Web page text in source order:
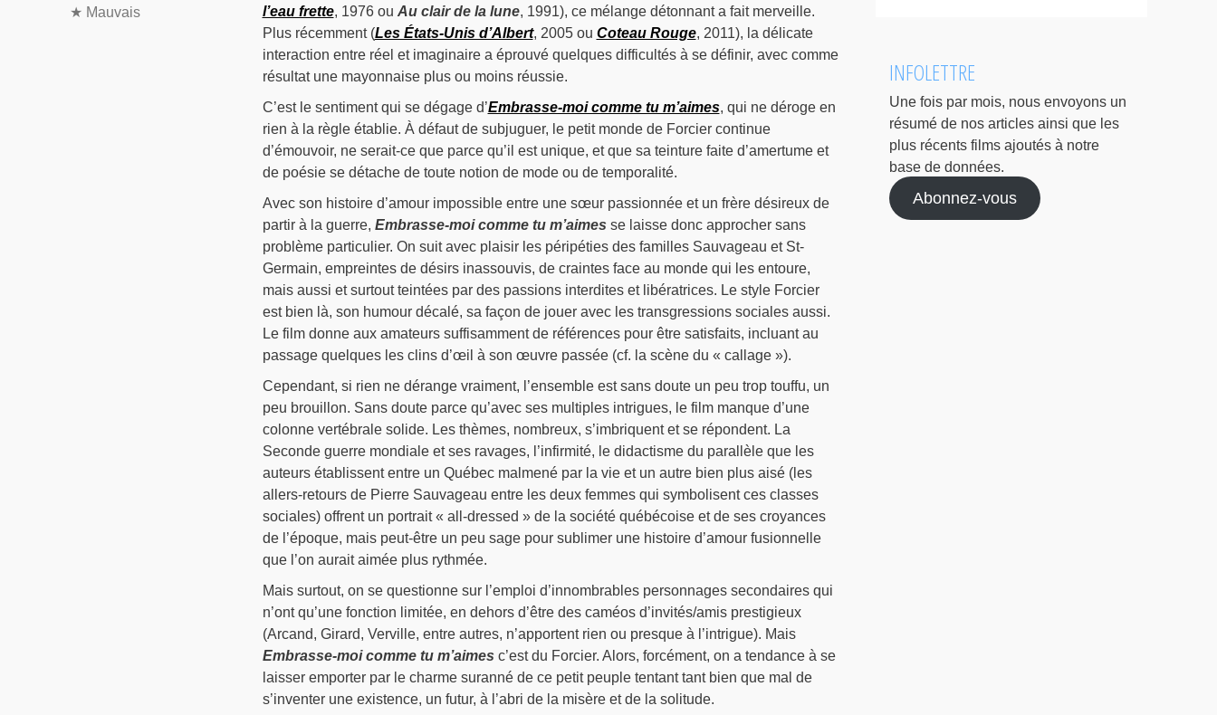
l’eau frette, 1976 ou Au clair de la lune, 1991), ce mélange détonnant a fait merveille.
Plus récemment (Les États-Unis d’Albert, 2005 ou Coteau Rouge, 2011), la délicate
interaction entre réel et imaginaire a éprouvé quelques difficultés à se définir, avec comme
résultat une mayonnaise plus ou moins réussie.
C’est le sentiment qui se dégage d’Embrasse-moi comme tu m’aimes, qui ne déroge en
rien à la règle établie. À défaut de subjuguer, le petit monde de Forcier continue
d’émouvoir, ne serait-ce que parce qu’il est unique, et que sa teinture faite d’amertume et
de poésie se détache de toute notion de mode ou de temporalité.
Avec son histoire d’amour impossible entre une sœur passionnée et un frère désireux de
partir à la guerre, Embrasse-moi comme tu m’aimes se laisse donc approcher sans
problème particulier. On suit avec plaisir les péripéties des familles Sauvageau et St-
Germain, empreintes de désirs inassouvis, de craintes face au monde qui les entoure,
mais aussi et surtout teintées par des passions interdites et libératrices. Le style Forcier
est bien là, son humour décalé, sa façon de jouer avec les transgressions sociales aussi.
Le film donne aux amateurs suffisamment de références pour être satisfaits, incluant au
passage quelques les clins d’œil à son œuvre passée (cf. la scène du « callage »).
Cependant, si rien ne dérange vraiment, l’ensemble est sans doute un peu trop touffu, un
peu brouillon. Sans doute parce qu’avec ses multiples intrigues, le film manque d’une
colonne vertébrale solide. Les thèmes, nombreux, s’imbriquent et se répondent. La
Seconde guerre mondiale et ses ravages, l’infirmité, le didactisme du parallèle que les
auteurs établissent entre un Québec malmené par la vie et un autre bien plus aisé (les
allers-retours de Pierre Sauvageau entre les deux femmes qui symbolisent ces classes
sociales) offrent un portrait « all-dressed » de la société québécoise et de ses croyances
de l’époque, mais peut-être un peu sage pour sublimer une histoire d’amour fusionnelle
que l’on aurait aimée plus rythmée.
Mais surtout, on se questionne sur l’emploi d’innombrables personnages secondaires qui
n’ont qu’une fonction limitée, en dehors d’être des caméos d’invités/amis prestigieux
(Arcand, Girard, Verville, entre autres, n’apportent rien ou presque à l’intrigue). Mais
Embrasse-moi comme tu m’aimes c’est du Forcier. Alors, forcément, on a tendance à se
laisser emporter par le charme suranné de ce petit peuple tentant tant bien que mal de
s’inventer une existence, un futur, à l’abri de la misère et de la solitude.
★ Mauvais
INFOLETTRE
Une fois par mois, nous envoyons un
résumé de nos articles ainsi que les
plus récents films ajoutés à notre
base de données.
Abonnez-vous